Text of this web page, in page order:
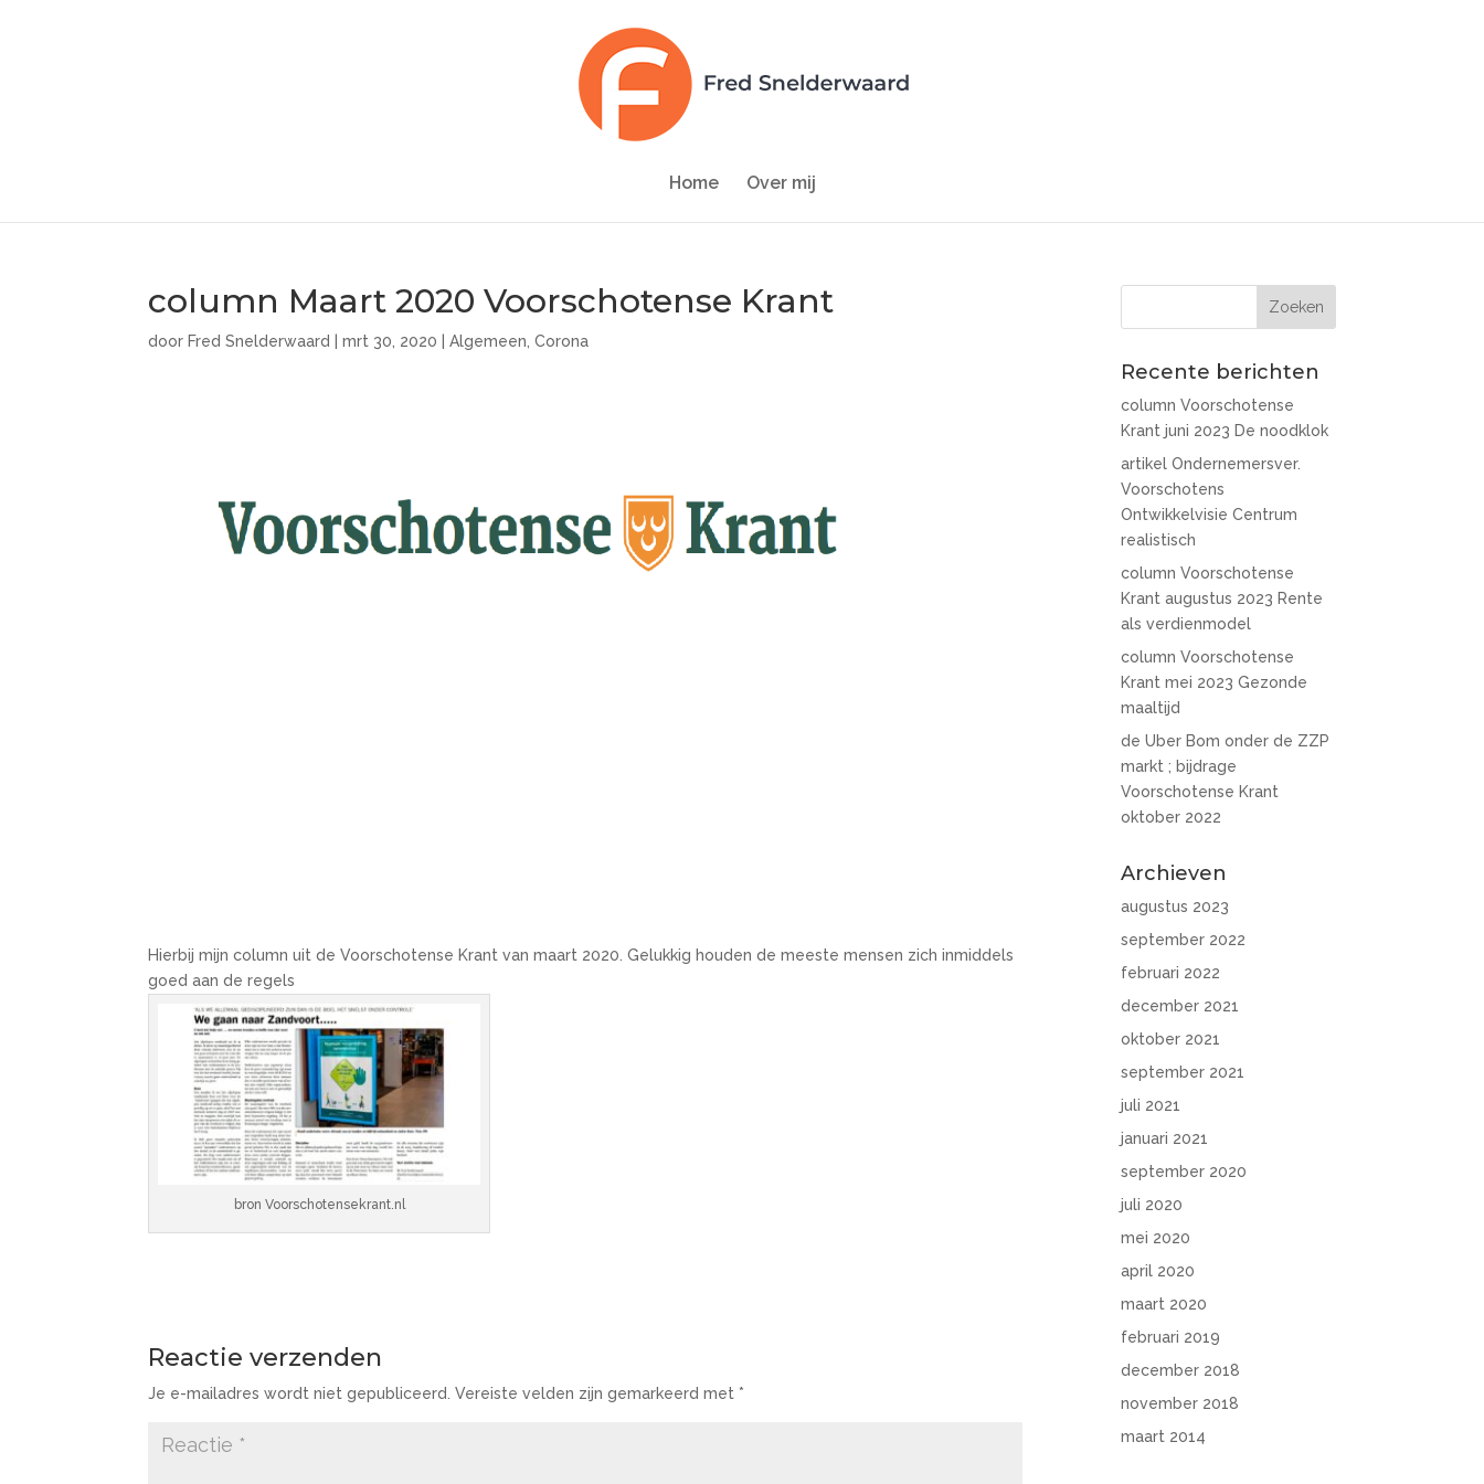
Home Over mij
column Maart 2020 Voorschotense Krant
door Fred Snelderwaard |mrt 30, 2020 |Algemeen ,Corona
Hierbij mijn column uit de Voorschotense Krant van maart 2020. Gelukkig houden de meeste mensen zich inmiddels
goed aan de regels
bron Voorschotensekrant.nl
Reactie verzenden
Je e-mailadres wordt niet gepubliceerd. Vereiste velden zijn gemarkeerd met *
Recente berichten
column Voorschotense
Krant juni 2023 De noodklok
artikel Ondernemersver.
Voorschotens
Ontwikkelvisie Centrum
realistisch
column Voorschotense
Krant augustus 2023 Rente
als verdienmodel
column Voorschotense
Krant mei 2023 Gezonde
maaltijd
de Uber Bom onder de ZZP
markt ; bijdrage
Voorschotense Krant
oktober 2022
Archieven
augustus 2023
september 2022
februari 2022
december 2021
oktober 2021
september 2021
juli 2021
januari 2021
september 2020
juli 2020
mei 2020
april 2020
maart 2020
februari 2019
december 2018
november 2018
maart 2014